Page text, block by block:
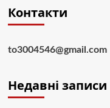
Контакти
to3004546@gmail.com
Недавні записи